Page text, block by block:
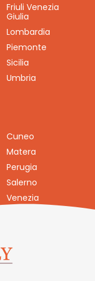
Friuli Venezia
Giulia
Lombardia
Piemonte
Sicilia
Umbria
Cuneo
Matera
Perugia
Salerno
Venezia